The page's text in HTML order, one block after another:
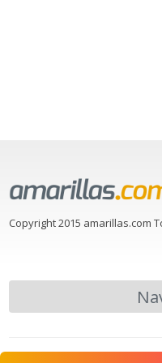
Copyright 2015 amarillas.com